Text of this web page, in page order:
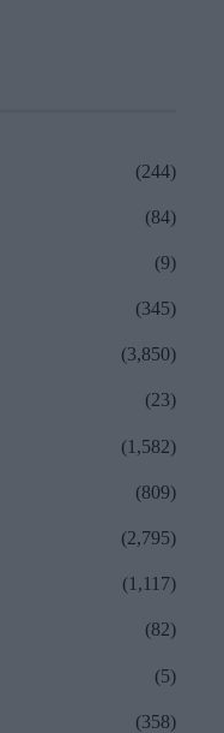
(244)
(84)
(9)
(345)
(3,850)
(23)
(1,582)
(809)
(2,795)
(1,117)
(82)
(5)
(358)